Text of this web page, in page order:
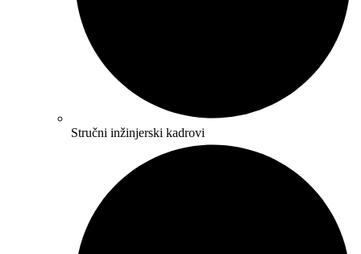
Stručni inžinjerski kadrovi